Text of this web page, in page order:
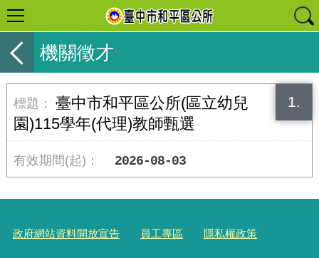
機關徵才
1.
臺中市和平區公所(區立幼兒
園)115學年(代理)教師甄選
2026-08-03
政府網站資料開放宣告 員工專區 隱私權政策